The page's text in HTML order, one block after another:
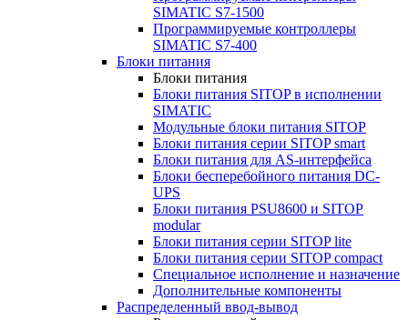
SIMATIC S7-1500
Программируемые контроллеры
SIMATIC S7-400
Блоки питания
Блоки питания
Блоки питания SITOP в исполнении
SIMATIC
Модульные блоки питания SITOP
Блоки питания серии SITOP smart
Блоки питания для AS-интерфейса
Блоки бесперебойного питания DC-
UPS
Блоки питания PSU8600 и SITOP
modular
Блоки питания серии SITOP lite
Блоки питания серии SITOP compact
Специальное исполнение и назначение
Дополнительные компоненты
Распределенный ввод-вывод